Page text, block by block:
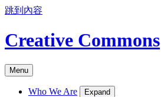
跳到內容
Creative Commons
Menu
Who We Are Expand